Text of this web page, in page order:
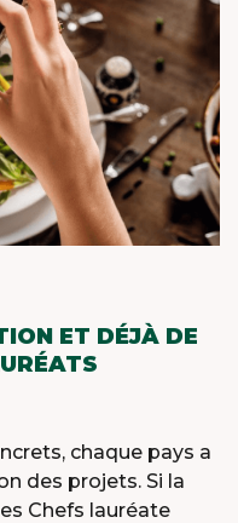
ET DÉJÀ DE
chaque pays a
des projets. Si la
Chefs lauréate